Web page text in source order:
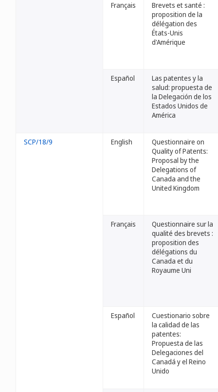
Français
Brevets et santé :
proposition de la
délégation des
États-Unis
d'Amérique
Español
Las patentes y la
salud: propuesta de
la Delegación de los
Estados Unidos de
América
SCP/18/9 English
Questionnaire on
Quality of Patents:
Proposal by the
Delegations of
Canada and the
United Kingdom
Français
Questionnaire sur la
qualité des brevets :
proposition des
délégations du
Canada et du
Royaume Uni
Español
Cuestionario sobre
la calidad de las
patentes:
Propuesta de las
Delegaciones del
Canadá y el Reino
Unido